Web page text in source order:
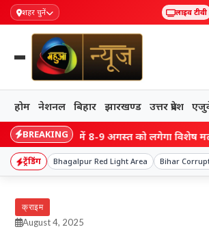
शहर चुनें लाइव टीवी
होम नेशनल बिहार झारखण्ड उत्तर प्रदेश
BREAKING
रामगढ़ में 8-9 अगस्त को लगेगा विशेष मतदाता
ट्रेंडिंग Bhagalpur Red Light Area Bihar
क्राइम
August 4, 2025